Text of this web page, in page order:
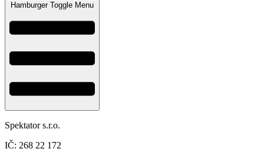
Hamburger Toggle Menu
Spektator s.r.o.
IČ: 268 22 172